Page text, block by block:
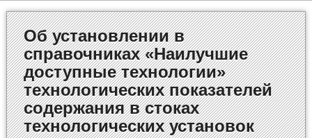
Об установлении в
справочниках «Наилучшие
доступные технологии»
технологических показателей
содержания в стоках
технологических установок